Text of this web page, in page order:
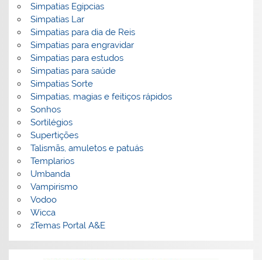
Simpatias Egipcias
Simpatias Lar
Simpatias para dia de Reis
Simpatias para engravidar
Simpatias para estudos
Simpatias para saúde
Simpatias Sorte
Simpatias, magias e feitiços rápidos
Sonhos
Sortilégios
Supertições
Talismãs, amuletos e patuás
Templarios
Umbanda
Vampirismo
Vodoo
Wicca
zTemas Portal A&E